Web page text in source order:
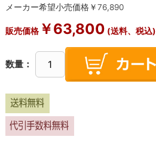
メーカー希望小売価格￥76,890
販売価格￥63,800 (送料、税込)
数量：